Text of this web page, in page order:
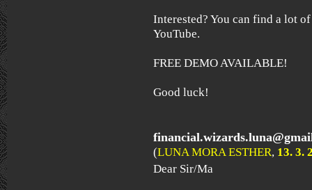
Interested? You can find a lot
YouTube.
FREE DEMO AVAILABLE!
Good luck!
(LUNA MORA ESTHER, 13. 3.
Dear Sir/Ma